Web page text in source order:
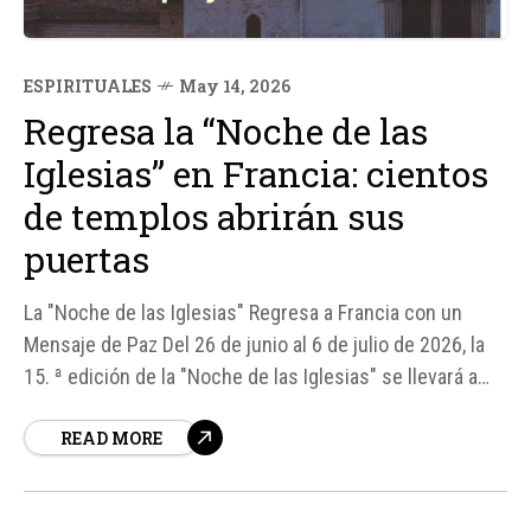
ESPIRITUALES May 14, 2026
Regresa la “Noche de las
Iglesias” en Francia: cientos
de templos abrirán sus
puertas
La "Noche de las Iglesias" Regresa a Francia con un
Mensaje de Paz Del 26 de junio al 6 de julio de 2026, la
15. ª edición de la "Noche de las Iglesias" se llevará a
puertas para invitarnos a descubrir el patrimonio del
READ MORE